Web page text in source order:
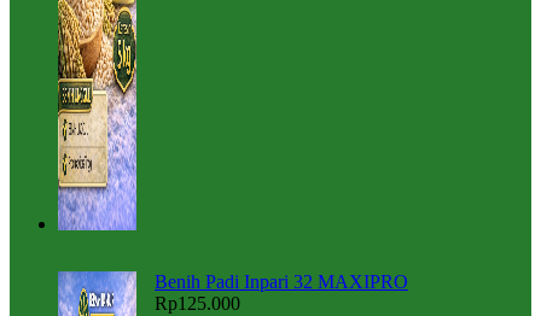
Benih Padi Inpari 32 MAXIPRO
Rp125.000